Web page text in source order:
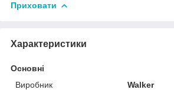
Приховати
Характеристики
Основні
Виробник
Walker